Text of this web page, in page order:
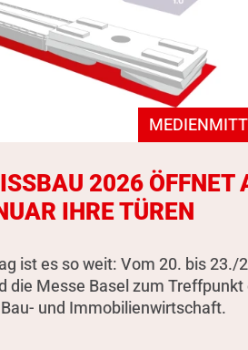
2026 ÖFFNET
IHRE TÜREN
ist es so weit: Vom 20. bis 23./
die Messe Basel zum Treffpunkt
und Immobilienwirtschaft.